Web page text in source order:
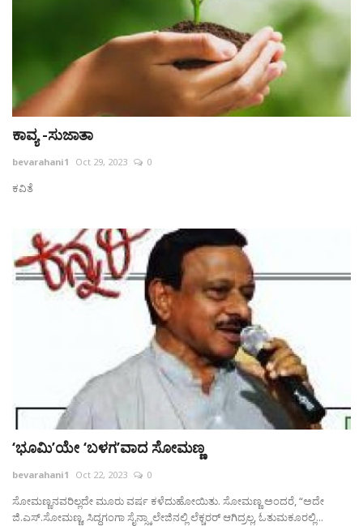
ಕಾವ್ಯ -ಸುಜಾತಾ
bevarahani1 Oct 29, 2023 0
ಕವಿತೆ
‘ಭೂಮಿ’ಯೇ ‘ಬಳಗ’ವಾದ ಸೋಮಣ್ಣ
bevarahani1 Oct 22, 2023 0
ಸೋಮಣ್ಣನವರಿಲ್ಲದೇ ಮೂರು ವರ್ಷ ಕಳೆದುಹೋಯಿತು. ಸೋಮಣ್ಣ ಅಂದರೆ, “ಅದೇ
ಜಿ.ಎಸ್.ಸೋಮಣ್ಣ, ಸಿದ್ಧಗಂಗಾ ಸೈನ್ಸ್ಕಾಲೇಜಿನಲ್ಲಿ ಲೆಕ್ಚರರ್‌ ಆಗಿದ್ರಲ್ಲ, ಓತುಮಕೂರಲ್ಲಿ...